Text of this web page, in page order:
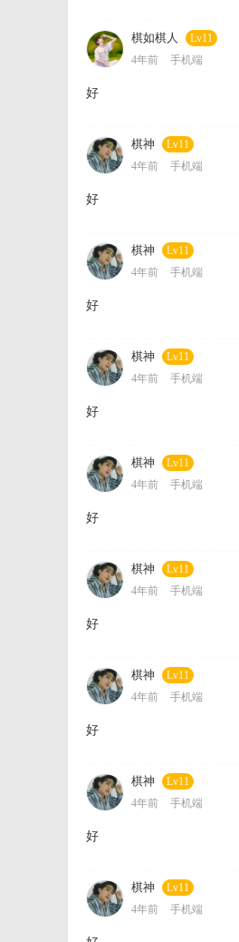
棋如棋人
Lv11
4年前
手机端
好
棋神
Lv11
4年前
手机端
好
棋神
Lv11
4年前
手机端
好
棋神
Lv11
4年前
手机端
好
棋神
Lv11
4年前
手机端
好
棋神
Lv11
4年前
手机端
好
棋神
Lv11
4年前
手机端
好
棋神
Lv11
4年前
手机端
好
棋神
Lv11
4年前
手机端